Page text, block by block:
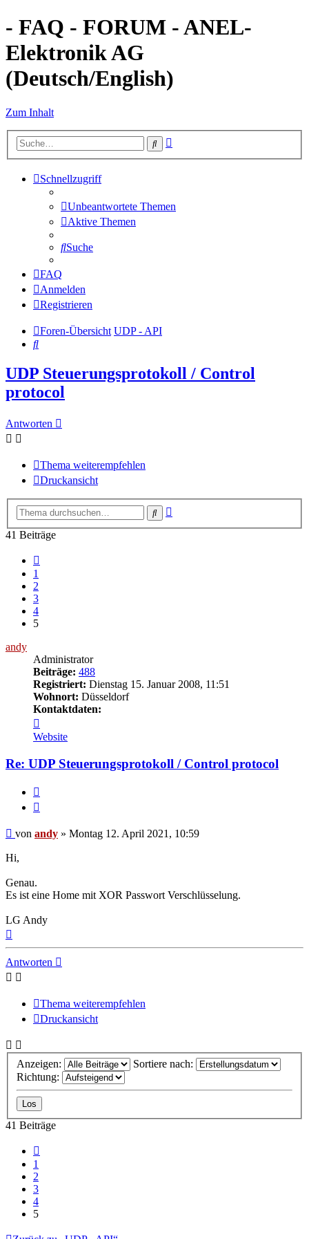
- FAQ - FORUM - ANEL-
Elektronik AG
(Deutsch/English)
Zum Inhalt
Suche
Schnellzugriff
Unbeantwortete Themen
Aktive Themen
Suche
FAQ
Anmelden
Registrieren
Foren-Übersicht UDP - API
Suche
UDP Steuerungsprotokoll / Control
protocol
Antworten
Thema weiterempfehlen
Druckansicht
Suche
41 Beiträge
1
2
3
4
5
andy
Administrator
Beiträge: 488
Registriert: Dienstag 15. Januar 2008, 11:51
Wohnort: Düsseldorf
Kontaktdaten:
von
andy
Website
Re: UDP Steuerungsprotokoll / Control protocol
Beitrag
von andy » Montag 12. April 2021, 10:59
Hi,
Genau.
Es ist eine Home mit XOR Passwort Verschlüsselung.
LG Andy
Antworten
Thema weiterempfehlen
Druckansicht
Anzeigen:
Sortiere nach:
Richtung:
41 Beiträge
1
2
3
4
5